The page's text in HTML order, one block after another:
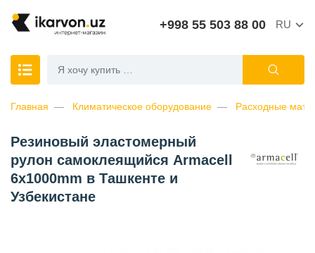
+998 55 503 88 00 RU
Главная Климатическое оборудование Расходные
Резиновый эластомерный
рулон самоклеящийся Armacell
6x1000mm в Ташкенте и
Узбекистане